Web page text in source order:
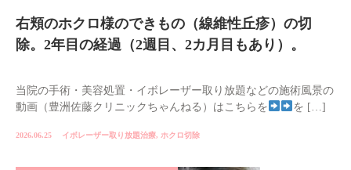
右頬のホクロ様のできもの（線維性丘疹）の切
除。2年目の経過（2週目、2カ月目もあり）。
当院の手術・美容処置・イボレーザー取り放題などの施術風景の
動画（豊洲佐藤クリニックちゃんねる）はこちらを
を […]
2026.06.25 イボレーザー取り放題治療, ホクロ切除